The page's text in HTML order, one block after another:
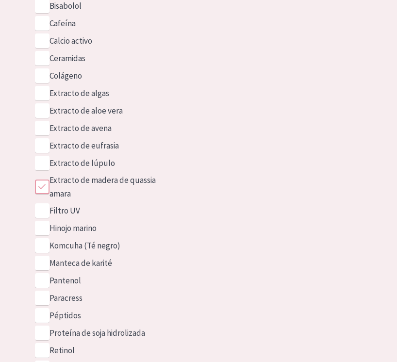
Bisabolol
Cafeína
Calcio activo
Ceramidas
Colágeno
Extracto de algas
Extracto de aloe vera
Extracto de avena
Extracto de eufrasia
Extracto de lúpulo
Extracto de madera de quassia
amara
Filtro UV
Hinojo marino
Komcuha (Té negro)
Manteca de karité
Pantenol
Paracress
Péptidos
Proteína de soja hidrolizada
Retinol